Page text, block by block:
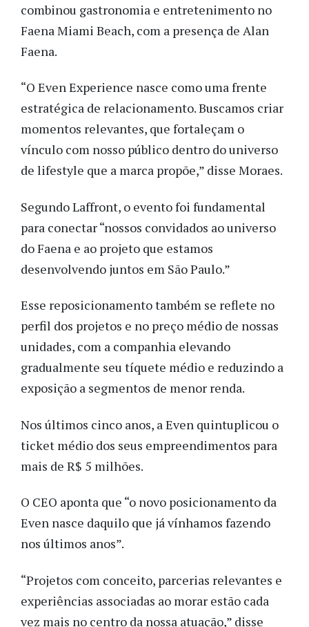
combinou gastronomia e entretenimento no
Faena Miami Beach, com a presença de Alan
Faena.
“O Even Experience nasce como uma frente
estratégica de relacionamento. Buscamos criar
momentos relevantes, que fortaleçam o
vínculo com nosso público dentro do universo
de lifestyle que a marca propõe,” disse Moraes.
Segundo Laffront, o evento foi fundamental
para conectar “nossos convidados ao universo
do Faena e ao projeto que estamos
desenvolvendo juntos em São Paulo.”
Esse reposicionamento também se reflete no
perfil dos projetos e no preço médio de nossas
unidades, com a companhia elevando
gradualmente seu tíquete médio e reduzindo a
exposição a segmentos de menor renda.
Nos últimos cinco anos, a Even quintuplicou o
ticket médio dos seus empreendimentos para
mais de R$ 5 milhões.
O CEO aponta que “o novo posicionamento da
Even nasce daquilo que já vínhamos fazendo
nos últimos anos”.
“Projetos com conceito, parcerias relevantes e
experiências associadas ao morar estão cada
vez mais no centro da nossa atuação,” disse